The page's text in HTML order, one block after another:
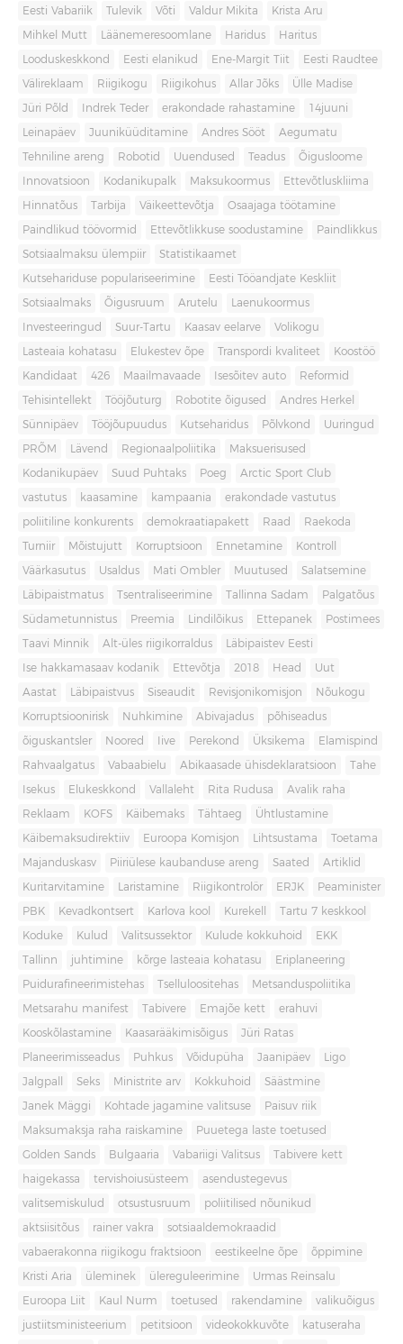
Eesti Vabariik Tulevik Võti Valdur Mikita Krista Aru
Mihkel Mutt Läänemeresoomlane Haridus Haritus
Looduskeskkond Eesti elanikud Ene-Margit Tiit Eesti Raudtee
Välireklaam Riigikogu Riigikohus Allar Jõks Ülle Madise
Jüri Põld Indrek Teder erakondade rahastamine 14juuni
Leinapäev Juuniküüditamine Andres Sööt Aegumatu
Tehniline areng Robotid Uuendused Teadus Õigusloome
Innovatsioon Kodanikupalk Maksukoormus Ettevõtluskliima
Hinnatõus Tarbija Väikeettevõtja Osaajaga töötamine
Paindlikud töövormid Ettevõtlikkuse soodustamine Paindlikkus
Sotsiaalmaksu ülempiir Statistikaamet
Kutsehariduse populariseerimine Eesti Tööandjate Keskliit
Sotsiaalmaks Õigusruum Arutelu Laenukoormus
Investeeringud Suur-Tartu Kaasav eelarve Volikogu
Lasteaia kohatasu Elukestev õpe Transpordi kvaliteet Koostöö
Kandidaat 426 Maailmavaade Isesõitev auto Reformid
Tehisintellekt Tööjõuturg Robotite õigused Andres Herkel
Sünnipäev Tööjõupuudus Kutseharidus Põlvkond Uuringud
PRÕM Lävend Regionaalpoliitika Maksuerisused
Kodanikupäev Suud Puhtaks Poeg Arctic Sport Club
vastutus kaasamine kampaania erakondade vastutus
poliitiline konkurents demokraatiapakett Raad Raekoda
Turniir Mõistujutt Korruptsioon Ennetamine Kontroll
Väärkasutus Usaldus Mati Ombler Muutused Salatsemine
Läbipaistmatus Tsentraliseerimine Tallinna Sadam Palgatõus
Südametunnistus Preemia Lindilõikus Ettepanek Postimees
Taavi Minnik Alt-üles riigikorraldus Läbipaistev Eesti
Ise hakkamasaav kodanik Ettevõtja 2018 Head Uut
Aastat Läbipaistvus Siseaudit Revisjonikomisjon Nõukogu
Korruptsioonirisk Nuhkimine Abivajadus põhiseadus
õiguskantsler Noored Iive Perekond Üksikema Elamispind
Rahvaalgatus Vabaabielu Abikaasade ühisdeklaratsioon Tahe
Isekus Elukeskkond Vallaleht Rita Rudusa Avalik raha
Reklaam KOFS Käibemaks Tähtaeg Ühtlustamine
Käibemaksudirektiiv Euroopa Komisjon Lihtsustama Toetama
Majanduskasv Piiriülese kaubanduse areng Saated Artiklid
Kuritarvitamine Laristamine Riigikontrolör ERJK Peaminister
PBK Kevadkontsert Karlova kool Kurekell Tartu 7 keskkool
Koduke Kulud Valitsussektor Kulude kokkuhoid EKK
Tallinn juhtimine kõrge lasteaia kohatasu Eriplaneering
Puidurafineerimistehas Tselluloositehas Metsanduspoliitika
Metsarahu manifest Tabivere Emajõe kett erahuvi
Kooskõlastamine Kaasarääkimisõigus Jüri Ratas
Planeerimisseadus Puhkus Võidupüha Jaanipäev Ligo
Jalgpall Seks Ministrite arv Kokkuhoid Säästmine
Janek Mäggi Kohtade jagamine valitsuse Paisuv riik
Maksumaksja raha raiskamine Puuetega laste toetused
Golden Sands Bulgaaria Vabariigi Valitsus Tabivere kett
haigekassa tervishoiusüsteem asendustegevus
valitsemiskulud otsustusruum poliitilised nõunikud
aktsiisitõus rainer vakra sotsiaaldemokraadid
vabaerakonna riigikogu fraktsioon eestikeelne õpe õppimine
Kristi Aria üleminek ülereguleerimine Urmas Reinsalu
Euroopa Liit Kaul Nurm toetused rakendamine valikuõigus
justiitsministeerium petitsioon videokokkuvõte katuseraha